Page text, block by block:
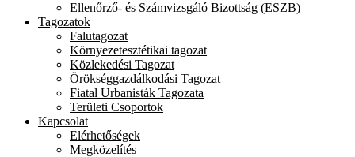
Ellenőrző- és Számvizsgáló Bizottság (ESZB)
Tagozatok
Falutagozat
Környezetesztétikai tagozat
Közlekedési Tagozat
Örökséggazdálkodási Tagozat
Fiatal Urbanisták Tagozata
Területi Csoportok
Kapcsolat
Elérhetőségek
Megközelítés